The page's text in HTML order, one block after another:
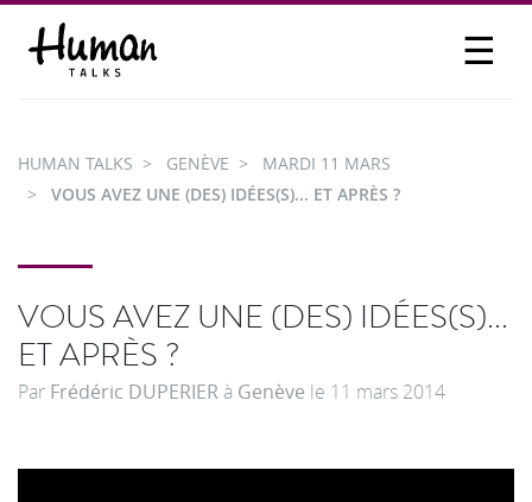
☰
PARTICIPER
HUMAN TALKS GENÈVE
MARDI 11 MARS
VOUS AVEZ UNE (DES) IDÉES(S)... ET APRÈS ?
VOUS AVEZ UNE (DES) IDÉES(S)...
ET APRÈS ?
Par Frédéric DUPERIER à Genève le 11 mars 2014